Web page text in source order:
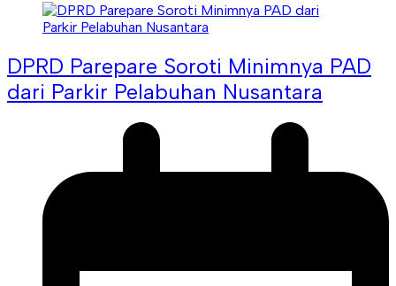
DPRD Parepare Soroti Minimnya PAD
dari Parkir Pelabuhan Nusantara